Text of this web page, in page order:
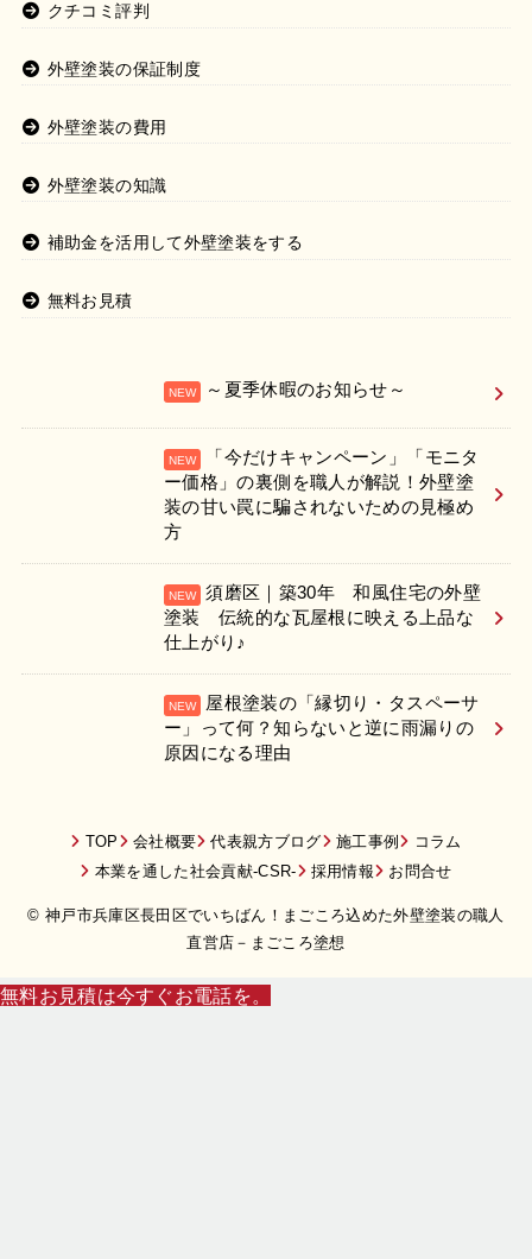
クチコミ評判
外壁塗装の保証制度
外壁塗装の費用
外壁塗装の知識
補助金を活用して外壁塗装をする
無料お見積
～夏季休暇のお知らせ～
「今だけキャンペーン」「モニタ
ー価格」の裏側を職人が解説！外壁塗
装の甘い罠に騙されないための見極め
方
須磨区｜築30年 和風住宅の外壁
塗装 伝統的な瓦屋根に映える上品な
仕上がり♪
屋根塗装の「縁切り・タスペーサ
ー」って何？知らないと逆に雨漏りの
原因になる理由
TOP 会社概要 代表親方ブログ 施工事例
コラム
本業を通した社会貢献-CSR-
採用情報 お問合せ
© 神戸市兵庫区長田区でいちばん！まごころ込めた外壁塗装の職人
直営店－まごころ塗想
無料お見積は今すぐお電話を。